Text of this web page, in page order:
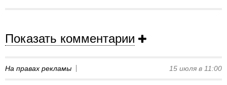
Показать комментарии
На правах рекламы 15 июля в 11:00